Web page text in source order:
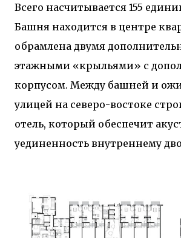
Всего насчитывается 155
Башня находится в центре
обрамлена двумя
этажными «крыльями» с
корпусом. Между башней и
улицей на северо-востоке
отель, который обеспечит
уединенность внутреннему